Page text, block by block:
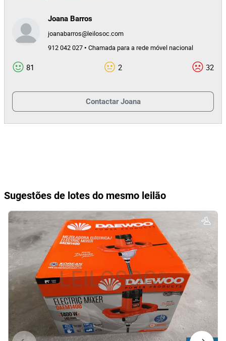
Joana Barros
joanabarros@leilosoc.com
912 042 027 • Chamada para a rede móvel nacional
81 2 32
Contactar Joana
Sugestões de lotes do mesmo leilão